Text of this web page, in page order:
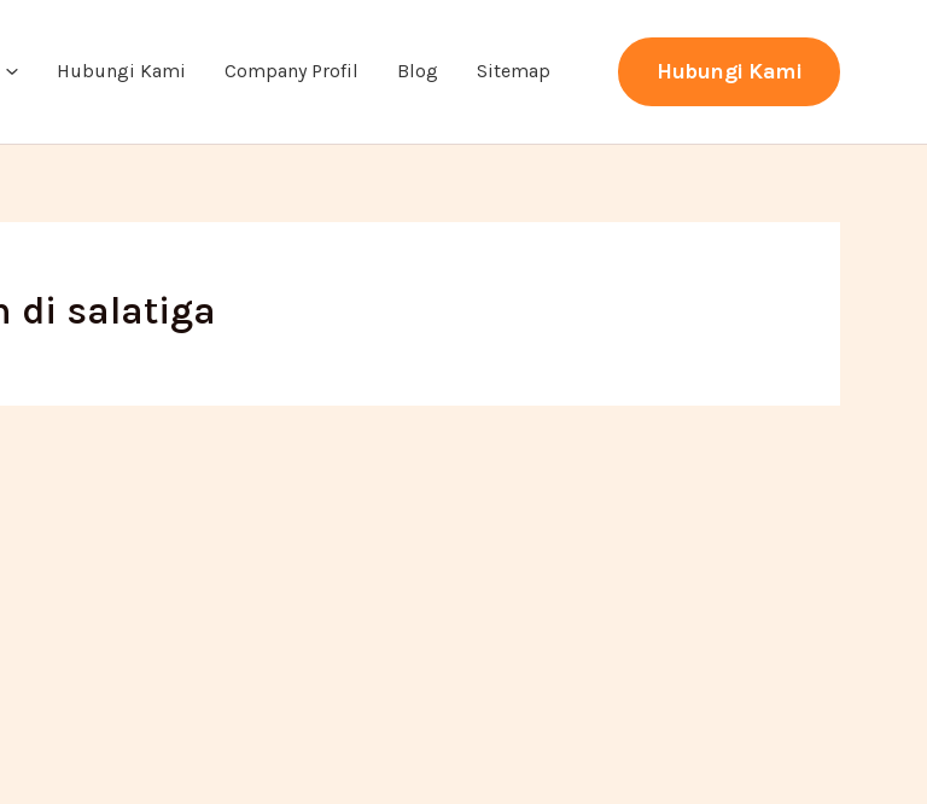
Hubungi Kami Company Profil Blog Sitemap Hubungi Kami
di salatiga